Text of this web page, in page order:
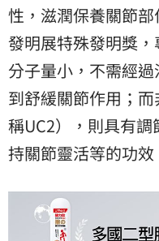
性，滋潤保養關節
發明展特殊發明獎
分子量小，不需經
到舒緩關節作用；
稱UC2），則具有
持關節靈活等的功效